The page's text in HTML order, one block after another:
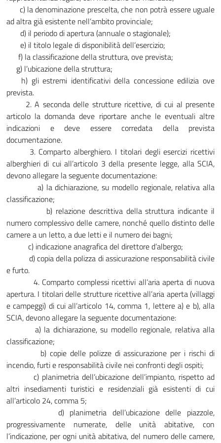
c) la denominazione prescelta, che non potrà essere uguale
ad altra già esistente nell’ambito provinciale;
d) il periodo di apertura (annuale o stagionale);
e) il titolo legale di disponibilità dell’esercizio;
f) la classificazione della struttura, ove prevista;
g) l’ubicazione della struttura;
h) gli estremi identificativi della concessione edilizia ove
prevista.
2. A seconda delle strutture ricettive, di cui al presente
articolo la domanda deve riportare anche le eventuali altre
indicazioni e deve essere corredata della prevista
documentazione.
3. Comparto alberghiero. I titolari degli esercizi ricettivi
alberghieri di cui all’articolo 3 della presente legge, alla SCIA,
devono allegare la seguente documentazione:
a) la dichiarazione, su modello regionale, relativa alla
classificazione;
b) relazione descrittiva della struttura indicante il
numero complessivo delle camere, nonché quello distinto delle
camere a un letto, a due letti e il numero dei bagni;
c) indicazione anagrafica del direttore d’albergo;
d) copia della polizza di assicurazione responsabilità civile
e furto.
4. Comparto complessi ricettivi all’aria aperta di nuova
apertura. I titolari delle strutture ricettive all’aria aperta (villaggi
e campeggi) di cui all’articolo 14, comma 1, lettere a) e b), alla
SCIA, devono allegare la seguente documentazione:
a) la dichiarazione, su modello regionale, relativa alla
classificazione;
b) copie delle polizze di assicurazione per i rischi di
incendio, furti e responsabilità civile nei confronti degli ospiti;
c) planimetria dell’ubicazione dell’impianto, rispetto ad
altri insediamenti turistici e residenziali già esistenti di cui
all’articolo 24, comma 5;
d) planimetria dell’ubicazione delle piazzole,
progressivamente numerate, delle unità abitative, con
l’indicazione, per ogni unità abitativa, del numero delle camere,